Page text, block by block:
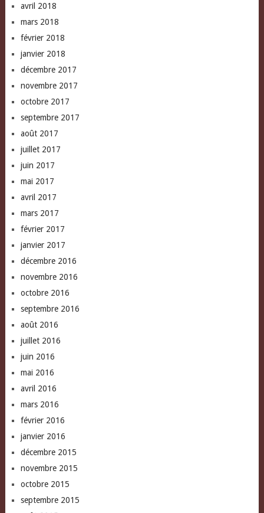
avril 2018
mars 2018
février 2018
janvier 2018
décembre 2017
novembre 2017
octobre 2017
septembre 2017
août 2017
juillet 2017
juin 2017
mai 2017
avril 2017
mars 2017
février 2017
janvier 2017
décembre 2016
novembre 2016
octobre 2016
septembre 2016
août 2016
juillet 2016
juin 2016
mai 2016
avril 2016
mars 2016
février 2016
janvier 2016
décembre 2015
novembre 2015
octobre 2015
septembre 2015